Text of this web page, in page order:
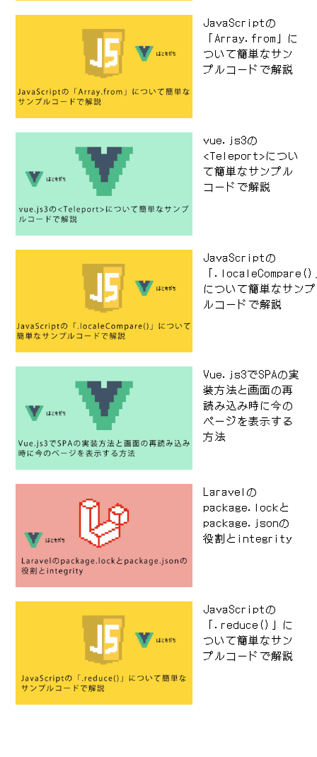
JavaScriptの
「Array.from」に
ついて簡単なサン
プルコードで解説
vue.js3の
<Teleport>につい
て簡単なサンプル
コードで解説
JavaScriptの
「.localeCompare()
について簡単なサンプ
ルコードで解説
Vue.js3でSPAの実
装方法と画面の再
読み込み時に今の
ページを表示する
方法
Laravelの
package.lockと
package.jsonの
役割とintegrity
JavaScriptの
「.reduce()」に
ついて簡単なサン
プルコードで解説